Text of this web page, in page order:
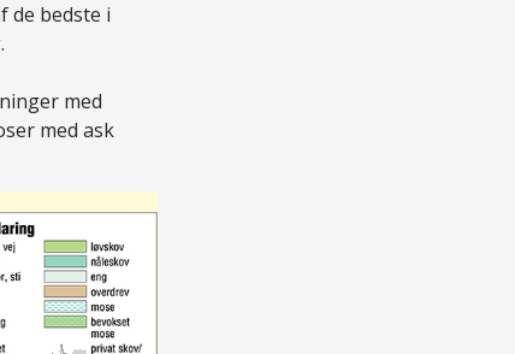
de bedste i
med
med ask